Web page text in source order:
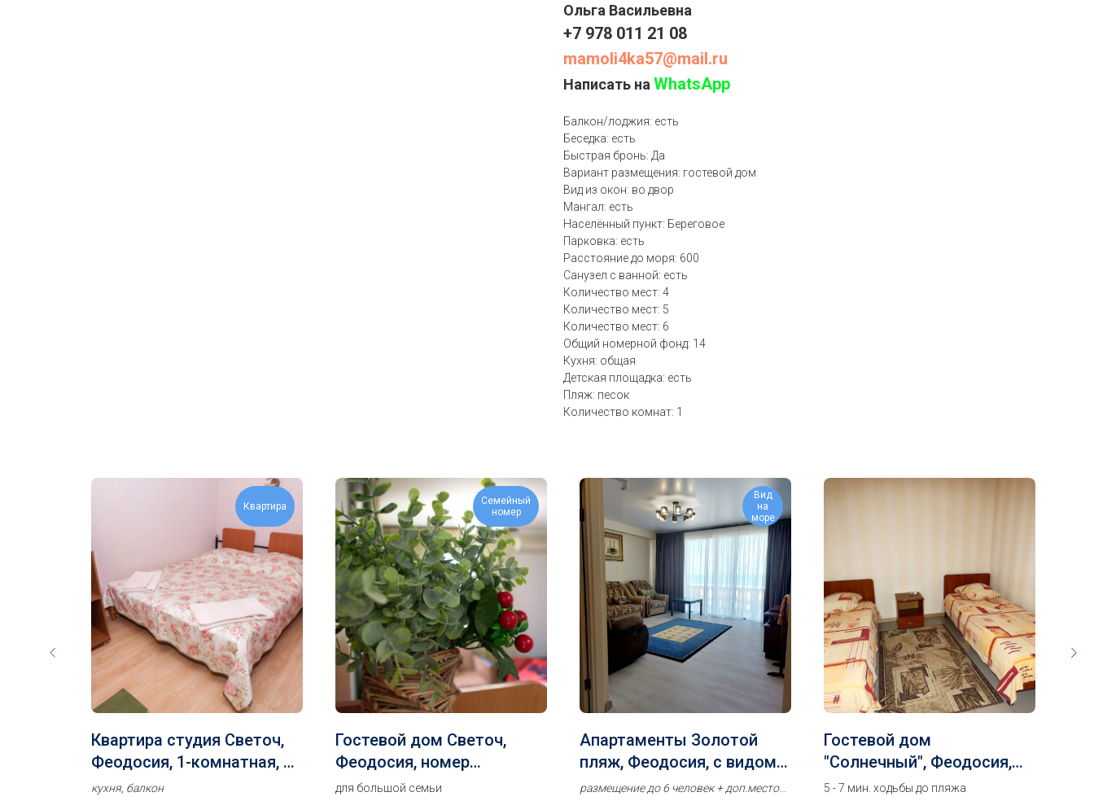
Ольга Васильевна
+7 978 011 21 08
mamoli4ka57@mail.ru
Написать наWhatsApp
Балкон/лоджия: есть
Беседка: есть
Быстрая бронь: Да
Вариант размещения: гостевой дом
Вид из окон: во двор
Мангал: есть
Населённый пункт: Береговое
Парковка: есть
Расстояние до моря: 600
Санузел с ванной: есть
Количество мест: 4
Количество мест: 5
Количество мест: 6
Общий номерной фонд: 14
Кухня: общая
Детская площадка: есть
Пляж: песок
Количество комнат: 1
Квартира
Квартира студия Светоч,
Феодосия, 1-комнатная, 2-
4 человека
кухня, балкон
Семейный
номер
Гостевой дом Светоч,
Феодосия, номер
Стандарт 5ти-местный
для большой семьи
Вид
на
море
Апартаменты Золотой
пляж, Феодосия, с видом
на море
размещение до 6 человек + доп.место
Гостевой дом
"Солнечный", Феодосия,
2х-местный Стандарт
5 - 7 мин. ходьбы до пляжа